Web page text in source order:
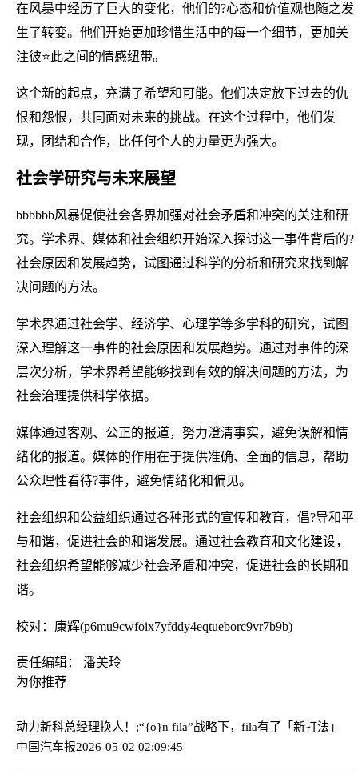
在风暴中经历了巨大的变化，他们的?心态和价值观也随之发
生了转变。他们开始更加珍惜生活中的每一个细节，更加关
注彼⭐此之间的情感纽带。
这个新的起点，充满了希望和可能。他们决定放下过去的仇
恨和怨恨，共同面对未来的挑战。在这个过程中，他们发
现，团结和合作，比任何个人的力量更为强大。
社会学研究与未来展望
bbbbbb风暴促使社会各界加强对社会矛盾和冲突的关注和研
究。学术界、媒体和社会组织开始深入探讨这一事件背后的?
社会原因和发展趋势，试图通过科学的分析和研究来找到解
决问题的方法。
学术界通过社会学、经济学、心理学等多学科的研究，试图
深入理解这一事件的社会原因和发展趋势。通过对事件的深
层次分析，学术界希望能够找到有效的解决问题的方法，为
社会治理提供科学依据。
媒体通过客观、公正的报道，努力澄清事实，避免误解和情
绪化的报道。媒体的作用在于提供准确、全面的信息，帮助
公众理性看待?事件，避免情绪化和偏见。
社会组织和公益组织通过各种形式的宣传和教育，倡?导和平
与和谐，促进社会的和谐发展。通过社会教育和文化建设，
社会组织希望能够减少社会矛盾和冲突，促进社会的长期和
谐。
校对：康辉(p6mu9cwfoix7yfddy4eqtueborc9vr7b9b)
责任编辑： 潘美玲
为你推荐
动力新科总经理换人！;“{o}n fila”战略下，fila有了「新打法」
中国汽车报2026-05-02 02:09:45